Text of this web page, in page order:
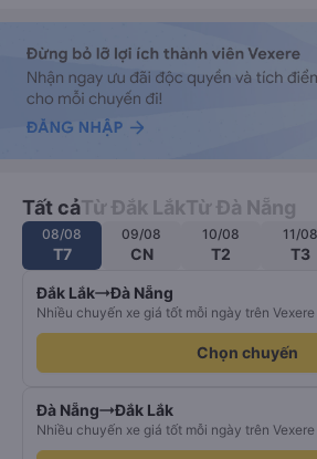
Tất cảTừ Đắk LắkTừ Đà Nẵng
08/08
T7
09/08
CN
10/08
T2
11/08
T3
Đắk Lắk Đà Nẵng
Nhiều chuyến xe giá tốt mỗi ngày trên Vexere
Chọn chuyến
Đà Nẵng Đắk Lắk
Nhiều chuyến xe giá tốt mỗi ngày trên Vexere